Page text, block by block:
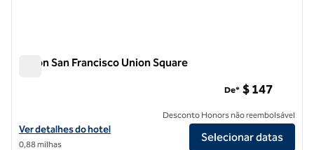
Hilton San Francisco Union Square
Exibir detalhes do hotel Hilton San Francisco Union Square
Ver detalhes do hotel
0,88 milhas
De* $ 147
Desconto Honors não reembolsável
Selecionar datas